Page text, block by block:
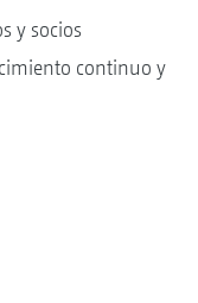
y socios
continuo y